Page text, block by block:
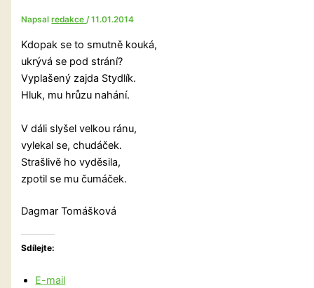
Napsalredakce/11.01.2014
Kdopak se to smutně kouká,
ukrývá se pod strání?
Vyplašený zajda Stydlík.
Hluk, mu hrůzu nahání.
V dáli slyšel velkou ránu,
vylekal se, chudáček.
Strašlivě ho vyděsila,
zpotil se mu čumáček.
Dagmar Tomášková
Sdílejte:
E-mail